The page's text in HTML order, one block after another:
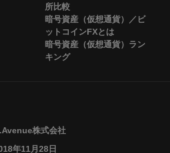
所比較
暗号資産（仮想通貨）／ビ
ットコインFXとは
暗号資産（仮想通貨）ラン
キング
株式会社
年11月28日